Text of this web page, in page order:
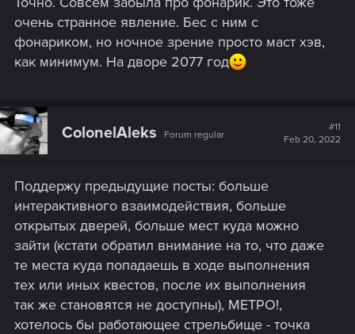
очень странное явление. Бес с ним с
фонариком, но ночное зрение просто маст хэв,
как минимум. На дворе 2077 год
ColonelAleks Forum regular
#11
Feb 20, 2022
Поддержу предыдущие посты: больше
интерактивного взаимодействия, больше
открытых дверей, больше мест куда можно
зайти (кстати обратил внимание на то, что даже
те места куда попадаешь в ходе выполнения
тех или иных квестов, после их выполнения
так же становятся не доступны), МЕТРО!,
хотелось бы работающее стрельбище - точка